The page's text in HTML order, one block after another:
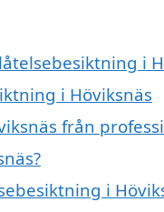
i
i Höviksnäs
från
i